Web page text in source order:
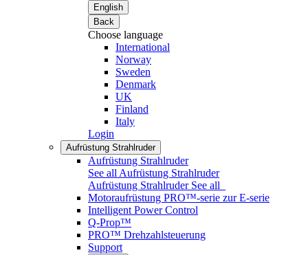
English
Back
Choose language
International
Norway
Sweden
Denmark
UK
Finland
Italy
Login
Aufrüstung Strahlruder
Aufrüstung Strahlruder
See all Aufrüstung Strahlruder
Aufrüstung Strahlruder See all
Motoraufrüstung PRO™-serie zur E-serie
Intelligent Power Control
Q-Prop™
PRO™ Drehzahlsteuerung
Support